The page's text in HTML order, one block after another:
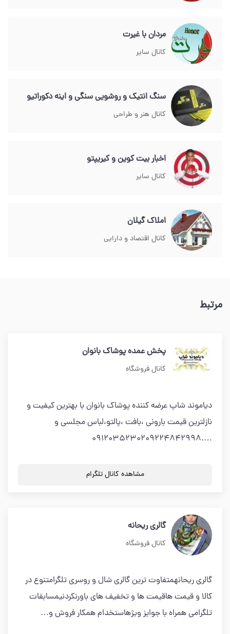
مردان با غیرت
کانال سایر
سنگ انتیک و روشویی سنگی و اینه دکوراتیو
کانال هنر و طراحی
اخبار بیت کوین و کیریپتو
کانال سایر
املاک گیلان
کانال اقتصاد و دارایی
مرتبط
پخش عمده پوشاک بانوان
کانال فروشگاه
دیاموند شاپ عرضه کننده پوشاک بانوان با بهترین کیفیت و
نازلترین قیمت بارونی ،بافت ،پالتو،لباس مجلسی و
….0912035230209224842998
مشاهده کانال تلگرام
گالری ریحانه
کانال فروشگاه
گالری ریحانهمتفاوت ترین گالری شال و روسری تلگرامتنوع در
کالا و قیمت هاقیمت ها و تخفیف های باورنکردنیمسابقات
تلگرامی همراه با جوایز ویژهاستخدام همکار فروش و…